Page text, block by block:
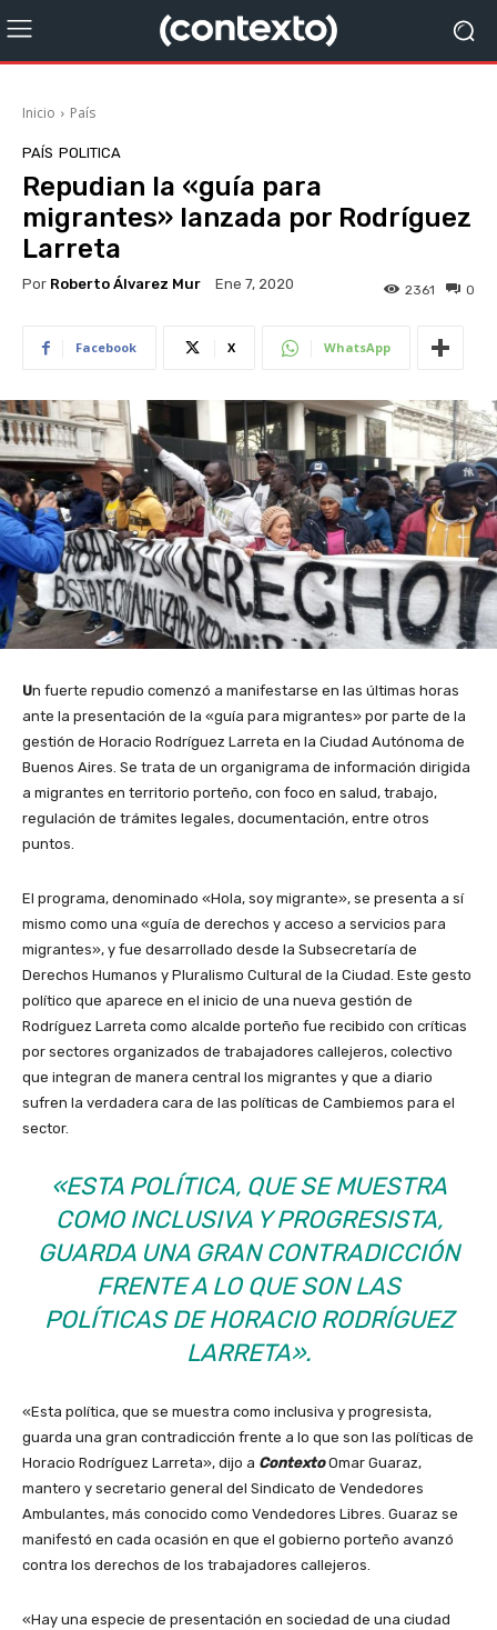
Inicio País
PAÍS POLITICA
Repudian la «guía para
migrantes» lanzada por Rodríguez
Larreta
Por Roberto Álvarez Mur Ene 7, 2020 0
2361
Facebook X WhatsApp
Un fuerte repudio comenzó a manifestarse en las últimas horas
ante la presentación de la «guía para migrantes» por parte de la
gestión de Horacio Rodríguez Larreta en la Ciudad Autónoma de
Buenos Aires. Se trata de un organigrama de información dirigida
a migrantes en territorio porteño, con foco en salud, trabajo,
regulación de trámites legales, documentación, entre otros
puntos.
El programa, denominado «Hola, soy migrante», se presenta a sí
mismo como una «guía de derechos y acceso a servicios para
migrantes», y fue desarrollado desde la Subsecretaría de
Derechos Humanos y Pluralismo Cultural de la Ciudad. Este gesto
político que aparece en el inicio de una nueva gestión de
Rodríguez Larreta como alcalde porteño fue recibido con críticas
por sectores organizados de trabajadores callejeros, colectivo
que integran de manera central los migrantes y que a diario
sufren la verdadera cara de las políticas de Cambiemos para el
sector.
«ESTA POLÍTICA, QUE SE MUESTRA
COMO INCLUSIVA Y PROGRESISTA,
GUARDA UNA GRAN CONTRADICCIÓN
FRENTE A LO QUE SON LAS
POLÍTICAS DE HORACIO RODRÍGUEZ
LARRETA».
«Esta política, que se muestra como inclusiva y progresista,
guarda una gran contradicción frente a lo que son las políticas de
Horacio Rodríguez Larreta», dijo a ContextoOmar Guaraz,
mantero y secretario general del Sindicato de Vendedores
Ambulantes, más conocido como Vendedores Libres. Guaraz se
manifestó en cada ocasión en que el gobierno porteño avanzó
contra los derechos de los trabajadores callejeros.
«Hay una especie de presentación en sociedad de una ciudad